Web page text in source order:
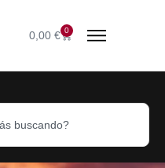
0,00 € 0